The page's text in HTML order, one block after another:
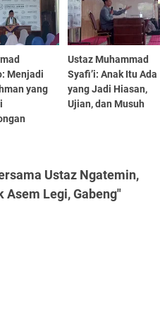
Menjadi
yang
Ustaz Muhammad
Syafi’i: Anak Itu Ada
yang Jadi Hiasan,
Ujian, dan Musuh
Ustaz Ngatemin,
Asem Legi, Gabeng"